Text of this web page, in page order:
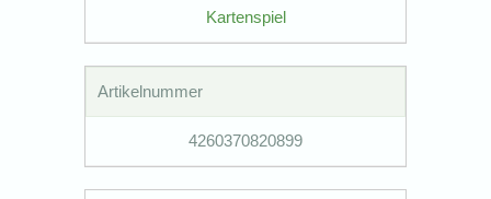
Kartenspiel
Artikelnummer
4260370820899